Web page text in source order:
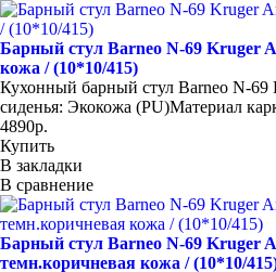
Барный стул Barneo N-69 Kruger
кожа / (10*10/415)
Кухонный барный стул Barneo N-69
сиденья: Экокожа (PU)Материал
4890р.
Купить
В закладки
В сравнение
Барный стул Barneo N-69 Kruger
темн.коричневая кожа / (10*10/